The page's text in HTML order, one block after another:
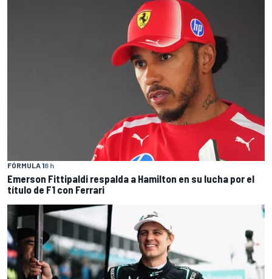
FÓRMULA 18 h
Emerson Fittipaldi respalda a Hamilton en su lucha por el
título de F1 con Ferrari